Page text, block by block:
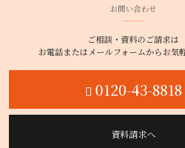
お問い合わせ
ご相談・資料のご請求は
お電話またはメールフォームからお気
0120-43-8818
資料請求へ